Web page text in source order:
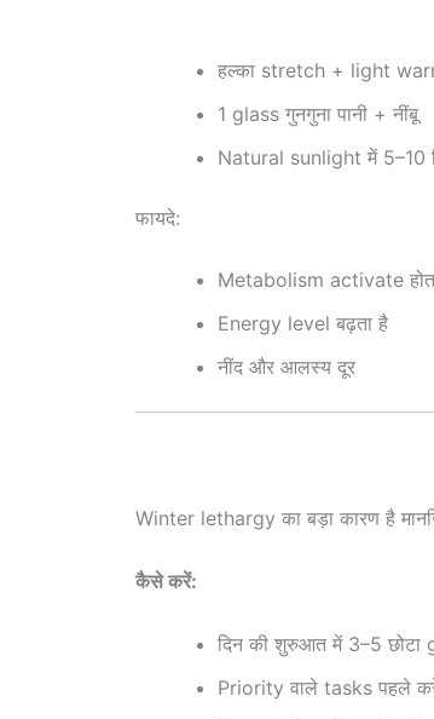
हल्का stretch + light
1 glass गुनगुना पानी + नींबू
Natural sunlight में 5–10
फायदे:
Metabolism activate
Energy level बढ़ता है
नींद और आलस्य दूर
Winter lethargy का बड़ा कारण है
कैसे करें:
दिन की शुरुआत में 3–5 छोटा
Priority वाले tasks पहले